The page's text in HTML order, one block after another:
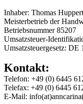
Inhaber: Thomas
Meisterbetrieb der
Betriebsnummer 85207
Umsatzsteuer-
Umsatzsteuergesetz: DE
Kontakt:
Telefon: +49 (0) 6445
Telefax: +49 (0) 6445
E-Mail: